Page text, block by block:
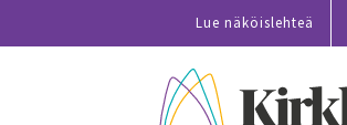
Lue näköislehteä